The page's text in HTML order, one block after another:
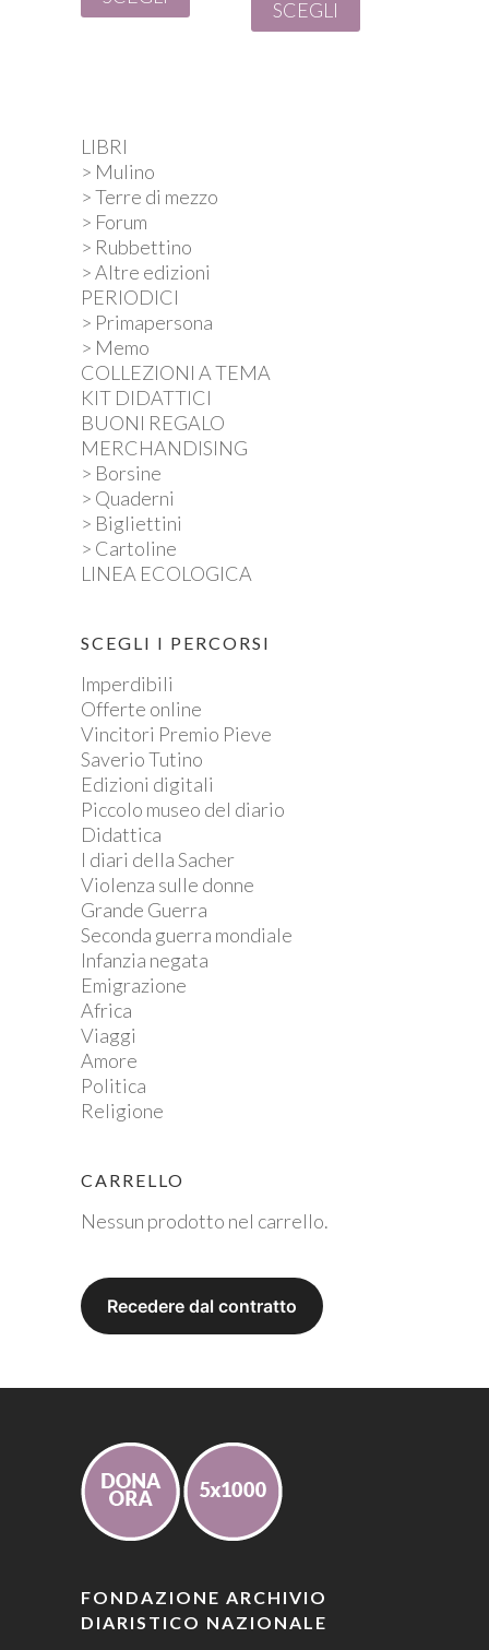
€ 2,00. SCEGLI
LIBRI
> Mulino
> Terre di mezzo
> Forum
> Rubbettino
> Altre edizioni
PERIODICI
> Primapersona
> Memo
COLLEZIONI A TEMA
KIT DIDATTICI
BUONI REGALO
MERCHANDISING
> Borsine
> Quaderni
> Bigliettini
> Cartoline
LINEA ECOLOGICA
SCEGLI I PERCORSI
Imperdibili
Offerte online
Vincitori Premio Pieve
Saverio Tutino
Edizioni digitali
Piccolo museo del diario
Didattica
I diari della Sacher
Violenza sulle donne
Grande Guerra
Seconda guerra mondiale
Infanzia negata
Emigrazione
Africa
Viaggi
Amore
Politica
Religione
CARRELLO
Nessun prodotto nel carrello.
FONDAZIONE ARCHIVIO
DIARISTICO NAZIONALE